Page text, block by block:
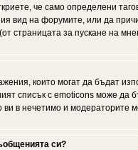
че само определени
вид на форумите, или да
страницата за пускане на
които могат да бъдат
списък с emoticons може да
в нечетимо и модераторите
си?